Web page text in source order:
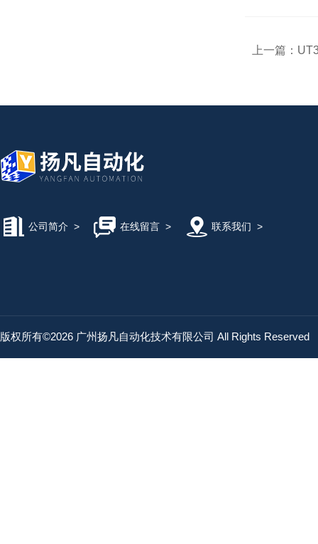
上一篇：
公司简介 > 在线留言> 联系我们 >
版权所有©2026 广州扬凡自动化技术有限公司 All Rights Reserved